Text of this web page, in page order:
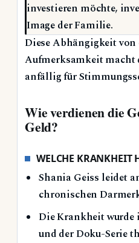
investieren möchte,
Image der Familie.
Diese Abhängigkeit
Aufmerksamkeit macht
anfällig für
Wie verdienen die
Geld?
WELCHE KRANKHEIT
Shania Geiss leidet
chronischen
Die Krankheit
und der Doku-Serie